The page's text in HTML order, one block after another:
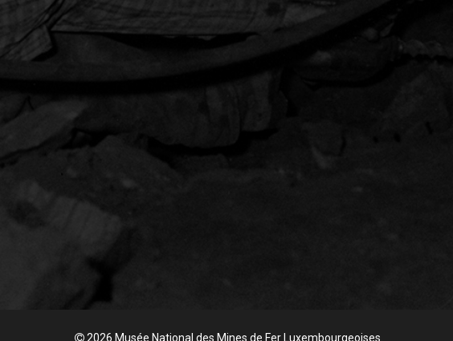
2026 Musée National des Mines de Fer Luxembourgeoises.